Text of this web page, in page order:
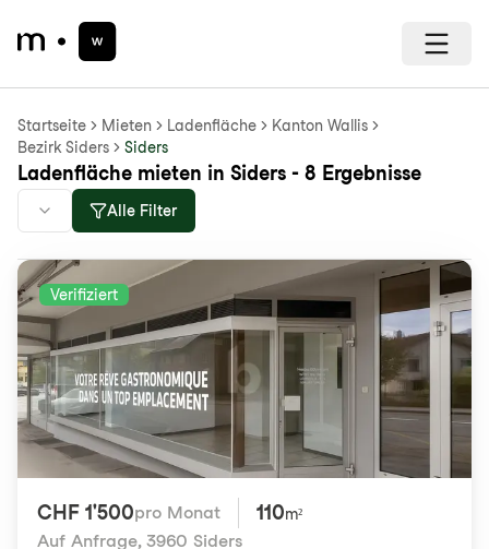
Startseite Mieten Ladenfläche
Kanton Wallis
Bezirk Siders
Siders
Ladenfläche mieten in Siders - 8 Ergebnisse
Alle Filter
Verifiziert
CHF 1'500pro Monat 110m²
Auf Anfrage, 3960 Siders